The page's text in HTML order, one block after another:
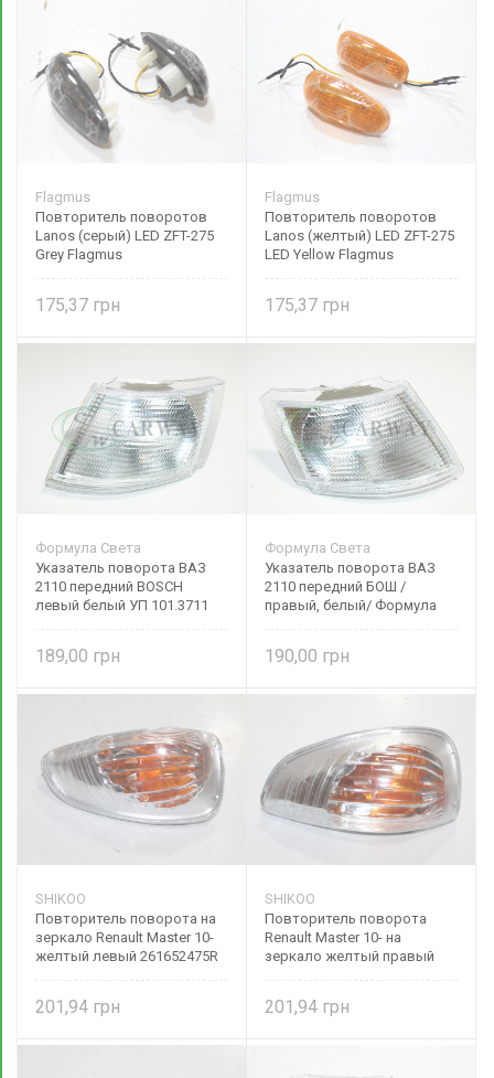
Flagmus
Повторитель поворотов
Lanos (серый) LED ZFT-275
Grey Flagmus
175,37
Flagmus
Повторитель поворотов
Lanos (желтый) LED ZFT-275
LED Yellow Flagmus
175,37
Формула Света
Указатель поворота ВАЗ
2110 передний BOSCH
левый белый УП 101.3711
189,00
Формула Света
Указатель поворота ВАЗ
2110 передний БОШ /
правый, белый/ Формула
190,00
SHIKOO
Повторитель поворота на
зеркало Renault Master 10-
желтый левый 261652475R
201,94
SHIKOO
Повторитель поворота
Renault Master 10- на
зеркало желтый правый
201,94